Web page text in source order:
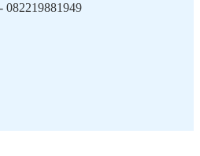
082219881949